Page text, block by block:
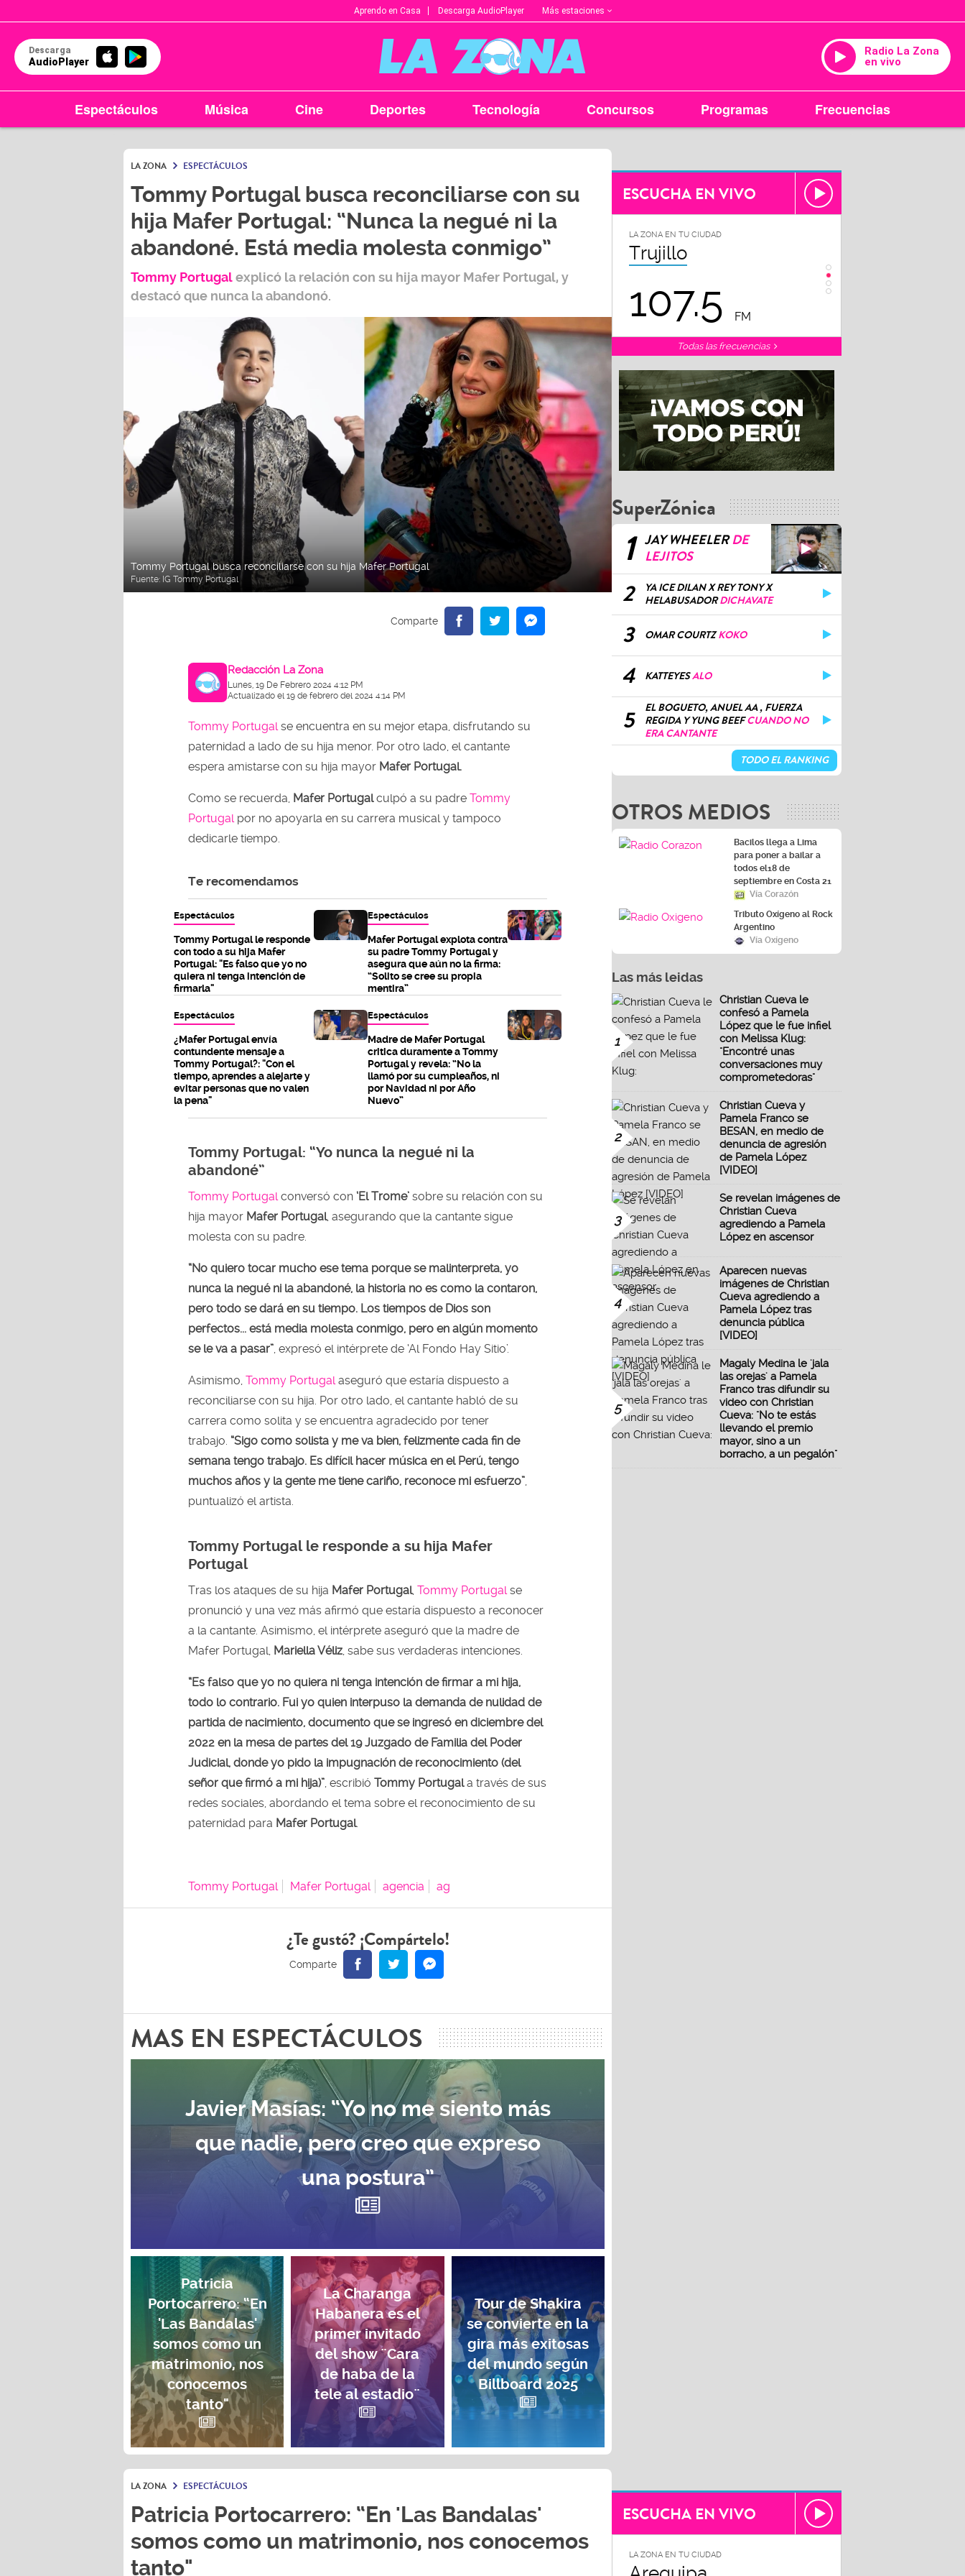
Aprendo en Casa Descarga AudioPlayer Más estaciones
Descarga
AudioPlayer
Radio La Zona
en vivo
Espectáculos Música Cine Deportes Tecnología Concursos Programas Frecuencias
LA ZONA ESPECTÁCULOS
Tommy Portugal busca reconciliarse con su
hija Mafer Portugal: “Nunca la negué ni la
abandoné. Está media molesta conmigo”
Tommy Portugalexplicó la relación con su hija mayor Mafer Portugal, y
destacó que nunca la abandonó.
Tommy Portugal busca reconciliarse con su hija Mafer Portugal
Fuente: IG Tommy Portugal
Redacción La Zona
Lunes, 19 De Febrero 2024 4:12 PM
Actualizado el 19 de febrero del 2024 4:14 PM
Tommy Portugal se encuentra en su mejor etapa, disfrutando su
paternidad a lado de su hija menor. Por otro lado, el cantante
espera amistarse con su hija mayor Mafer Portugal.
Como se recuerda, Mafer Portugalculpó a su padre Tommy
Portugal por no apoyarla en su carrera musical y tampoco
dedicarle tiempo.
Te recomendamos
Espectáculos
Tommy Portugal le responde
con todo a su hija Mafer
Portugal: "Es falso que yo no
quiera ni tenga intención de
firmarla"
Espectáculos
Mafer Portugal explota contra
su padre Tommy Portugal y
asegura que aún no la firma:
“Solito se cree su propia
mentira”
Espectáculos
¿Mafer Portugal envía
contundente mensaje a
Tommy Portugal?: "Con el
tiempo, aprendes a alejarte y
evitar personas que no valen
la pena"
Espectáculos
Madre de Mafer Portugal
critica duramente a Tommy
Portugal y revela: “No la
llamó por su cumpleaños, ni
por Navidad ni por Año
Nuevo”
Tommy Portugal: “Yo nunca la negué ni la
abandoné”
Tommy Portugal conversó con ‘El Trome’ sobre su relación con su
hija mayor Mafer Portugal, asegurando que la cantante sigue
molesta con su padre.
“No quiero tocar mucho ese tema porque se malinterpreta, yo
nunca la negué ni la abandoné, la historia no es como la contaron,
pero todo se dará en su tiempo. Los tiempos de Dios son
perfectos... está media molesta conmigo, pero en algún momento
se le va a pasar” , expresó el intérprete de ‘Al Fondo Hay Sitio’.
Asimismo, Tommy Portugal aseguró que estaría dispuesto a
reconciliarse con su hija. Por otro lado, el cantante habló de su
carrera como solita y se encuentra agradecido por tener
trabajo. “Sigo como solista y me va bien, felizmente cada fin de
semana tengo trabajo. Es difícil hacer música en el Perú, tengo
muchos años y la gente me tiene cariño, reconoce mi esfuerzo”
puntualizó el artista.
Tommy Portugal le responde a su hija Mafer
Portugal
Tras los ataques de su hija Mafer Portugal, Tommy Portugal se
pronunció y una vez más afirmó que estaría dispuesto a reconocer
a la cantante. Asimismo, el intérprete aseguró que la madre de
Mafer Portugal, Mariella Véliz , sabe sus verdaderas intenciones.
“Es falso que yo no quiera ni tenga intención de firmar a mi hija,
todo lo contrario. Fui yo quien interpuso la demanda de nulidad de
partida de nacimiento, documento que se ingresó en diciembre del
2022 en la mesa de partes del 19 Juzgado de Familia del Poder
Judicial, donde yo pido la impugnación de reconocimiento (del
señor que firmó a mi hija)” , escribió Tommy Portugala través de sus
redes sociales, abordando el tema sobre el reconocimiento de su
paternidad para Mafer Portugal.
Tommy Portugal Mafer Portugal agencia ag
¿Te gustó? ¡Compártelo!
MAS EN ESPECTÁCULOS
Javier Masías: “Yo no me siento más
que nadie, pero creo que expreso
una postura”
Patricia
Portocarrero: “En
'Las Bandalas'
somos como un
matrimonio, nos
conocemos
tanto"
La Charanga
Habanera es el
primer invitado
del show ¨Cara
de haba de la
tele al estadio¨
Tour de Shakira
se convierte en la
gira más exitosas
del mundo según
Billboard 2025
ESCUCHA EN VIVO
LA ZONA EN TU CIUDAD
Arequipa
95.9 FM
LA ZONA EN TU CIUDAD
Trujillo
107.5 FM 102.3
Todas las frecuencias
SuperZónica
1 JAY WHEELERDE
LEJITOS
2
YA ICE DILAN X REY TONY X
HELABUSADORDICHAVATE
3 OMAR COURTZKOKO
4 KATTEYESALO
5
EL BOGUETO, ANUEL AA , FUERZA
REGIDA Y YUNG BEEFCUANDO NO
ERA CANTANTE
TODO EL RANKING
OTROS MEDIOS
Bacilos llega a Lima
para poner a bailar a
todos el18 de
septiembre en Costa 21
Vía Corazón
Tributo Oxígeno al Rock
Argentino
Vía Oxígeno
Las más leidas
1
Christian Cueva le
confesó a Pamela
López que le fue infiel
con Melissa Klug:
"Encontré unas
conversaciones muy
comprometedoras"
2
Christian Cueva y
Pamela Franco se
BESAN, en medio de
denuncia de agresión
de Pamela López
[VIDEO]
3
Se revelan imágenes de
Christian Cueva
agrediendo a Pamela
López en ascensor
4
Aparecen nuevas
imágenes de Christian
Cueva agrediendo a
Pamela López tras
denuncia pública
[VIDEO]
5
Magaly Medina le 'jala
las orejas' a Pamela
Franco tras difundir su
video con Christian
Cueva: "No te estás
llevando el premio
mayor, sino a un
borracho, a un pegalón"
LA ZONA ESPECTÁCULOS
Patricia Portocarrero: “En 'Las Bandalas'
somos como un matrimonio, nos conocemos
tanto"
ESCUCHA EN VIVO
LA ZONA EN TU CIUDAD